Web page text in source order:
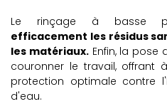
Le rinçage à basse
efficacement les résidus
les matériaux.Enfin, la pose
couronner le travail,
protection optimale contre
d'eau.